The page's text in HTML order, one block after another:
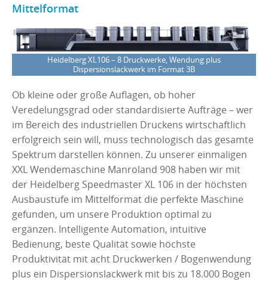
Mittelformat
Heidelberg XL106 – 8 Druckwerke, Wendung plus
Dispersionslackwerk im Format 3B
Ob kleine oder große Auflagen, ob hoher
Veredelungsgrad oder standardisierte Aufträge – wer
im Bereich des industriellen Druckens wirtschaftlich
erfolgreich sein will, muss technologisch das gesamte
Spektrum darstellen können. Zu unserer einmaligen
XXL Wendemaschine Manroland 908 haben wir mit
der Heidelberg Speedmaster XL 106 in der höchsten
Ausbaustufe im Mittelformat die perfekte Maschine
gefunden, um unsere Produktion optimal zu
ergänzen. Intelligente Automation, intuitive
Bedienung, beste Qualität sowie höchste
Produktivität mit acht Druckwerken / Bogenwendung
plus ein Dispersionslackwerk mit bis zu 18.000 Bogen